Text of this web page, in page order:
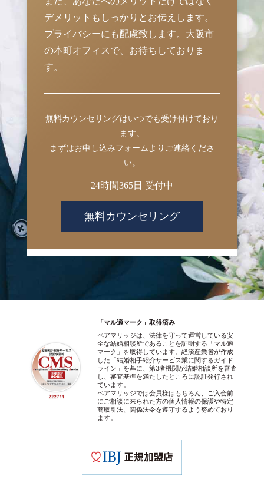
デメリットもしっかりとお伝えします。
プライバシーにも配慮致します。大阪市
の本町オフィスで、お待ちしておりま
す。
無料カウンセリングはいつでも受け付けており
ます。
まずはお申し込みフォームよりご連絡くださ
い。
24時間365日 受付中
無料カウンセリング
「マル適マーク」取得済み
ペアマリッジは、法律を守って運営している安
全な結婚相談所であることを証明する「マル適
マーク」を取得しています。経済産業省が作成
した「結婚相手紹介サービス業に関するガイド
ライン」を基に、第3者機関が結婚相談所を審査
し、審査基準を満たしたところに認証発行され
ています。
ペアマリッジでは会員様はもちろん、ご入会前
にご相談に来られた方の個人情報の保護や特定
商取引法、関係法令を遵守するよう努めており
ます。